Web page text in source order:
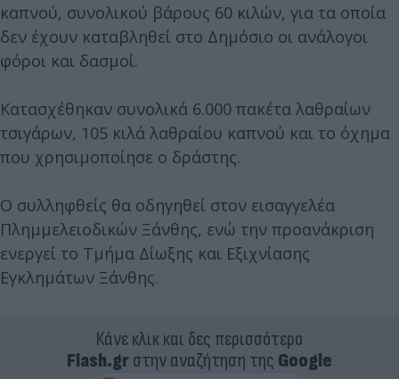
καπνού, συνολικού βάρους 60 κιλών, για τα οποία
δεν έχουν καταβληθεί στο Δημόσιο οι ανάλογοι
φόροι και δασμοί.
Κατασχέθηκαν συνολικά 6.000 πακέτα λαθραίων
τσιγάρων, 105 κιλά λαθραίου καπνού και το όχημα
που χρησιμοποίησε ο δράστης.
Ο συλληφθείς θα οδηγηθεί στον εισαγγελέα
Πλημμελειοδικών Ξάνθης, ενώ την προανάκριση
ενεργεί το Τμήμα Δίωξης και Εξιχνίασης
Εγκλημάτων Ξάνθης.
Κάνε κλικ και δες περισσότερο
Flash.grστην αναζήτηση της Google